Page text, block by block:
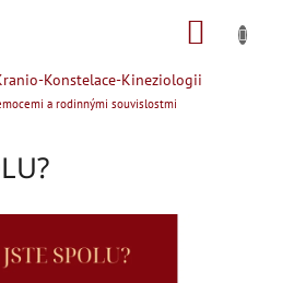
Konstelace-Kineziologii
a rodinnými souvislostmi